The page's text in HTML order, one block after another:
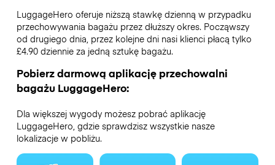
LuggageHero oferuje niższą stawkę dzienną w przypadku
przechowywania bagażu przez dłuższy okres. Począwszy
od drugiego dnia, przez kolejne dni nasi klienci płacą tylko
£4.90 dziennie za jedną sztukę bagażu.
Pobierz darmową aplikację przechowalni
bagażu LuggageHero:
Dla większej wygody możesz pobrać aplikację
LuggageHero, gdzie sprawdzisz wszystkie nasze
lokalizacje w pobliżu.